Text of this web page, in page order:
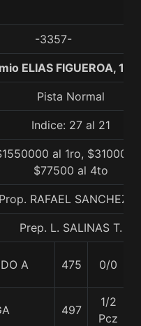
-3357-
ELIAS FIGUEROA,
Pista Normal
Indice: 27 al 21
al 1ro,
$77500 al 4to
Prop. RAFAEL SANCHEZ
Prep. L. SALINAS T.
A 475 0/0
497
1/2
Pcz